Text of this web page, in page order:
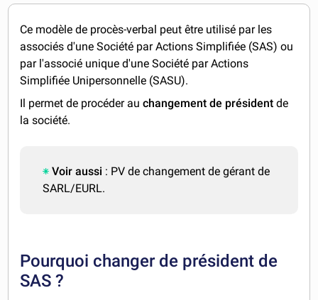
Ce modèle de procès-verbal peut être utilisé par les
associés d'une Société par Actions Simplifiée (SAS) ou
par l'associé unique d'une Société par Actions
Simplifiée Unipersonnelle (SASU).
Il permet de procéder auchangement de président de
la société.
Voir aussi : PV de changement de gérant de
SARL/EURL.
Pourquoi changer de président de
SAS ?